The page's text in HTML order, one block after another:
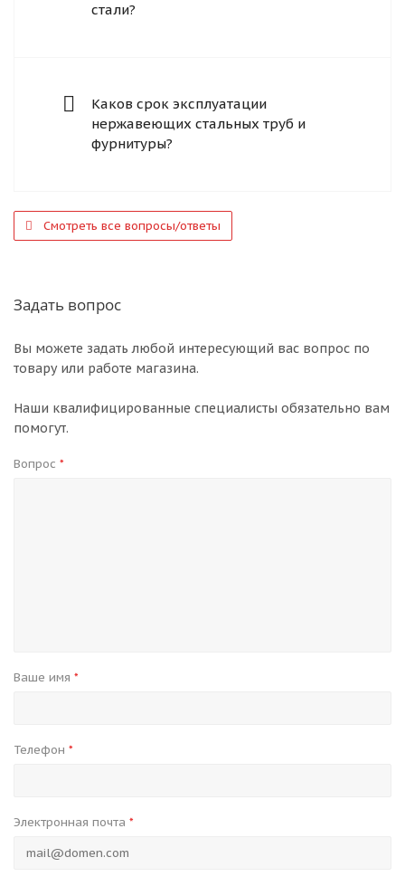
стали?
Каков срок эксплуатации
нержавеющих стальных труб и
фурнитуры?
Смотреть все вопросы/ответы
Задать вопрос
Вы можете задать любой интересующий вас вопрос по
товару или работе магазина.
Наши квалифицированные специалисты обязательно вам
помогут.
Вопрос *
Ваше имя *
Телефон *
Электронная почта *